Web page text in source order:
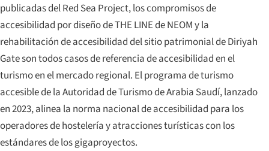
publicadas del Red Sea Project, los compromisos de
accesibilidad por diseño de THE LINE de NEOM y la
rehabilitación de accesibilidad del sitio patrimonial de Diriyah
Gate son todos casos de referencia de accesibilidad en el
turismo en el mercado regional. El programa de turismo
accesible de la Autoridad de Turismo de Arabia Saudí, lanzado
en 2023, alinea la norma nacional de accesibilidad para los
operadores de hostelería y atracciones turísticas con los
estándares de los gigaproyectos.